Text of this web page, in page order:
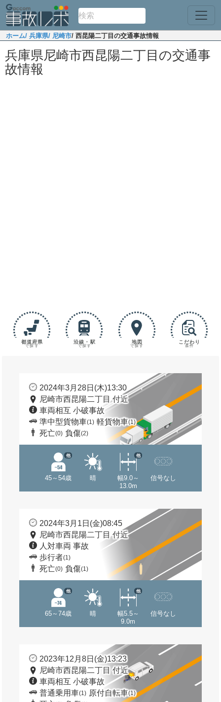
ホーム/ 兵庫県/ 尼崎市/ 西昆陽二丁目の交通事故情報
兵庫県尼崎市西昆陽二丁目の交通事
故情報
都道府県
で探す
沿線・駅
で探す
地図
で探す
こだわり
条件
2024年3月28日(木)13:30
尼崎市西昆陽二丁目 付近
車両相互 小破事故
準中型貨物車(1) 軽貨物車(1)
死亡(0) 負傷(2)
45～54歳
他
晴
幅9.0～
13.0m
他
信号なし
2024年3月1日(金)08:45
尼崎市西昆陽二丁目 付近
人対車両 事故
歩行者(1)
死亡(0) 負傷(1)
65～74歳
他
晴
幅5.5～
9.0m
他
信号なし
2023年12月8日(金)13:23
尼崎市西昆陽二丁目 付近
車両相互 小破事故
普通乗用車(1) 原付自転車(1)